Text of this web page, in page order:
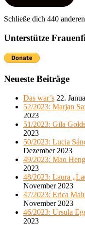
Schließe dich 440
Unterstütze
Neueste Beiträge
Das war’s 22.
52/2023: Marjan
2023
51/2023: Gila
2023
50/2023: Lucia
Dezember 2023
49/2023: Mao
2023
48/2023: Laura
November 2023
47/2023: Erica
November 2023
46/2023: Ursula
2023